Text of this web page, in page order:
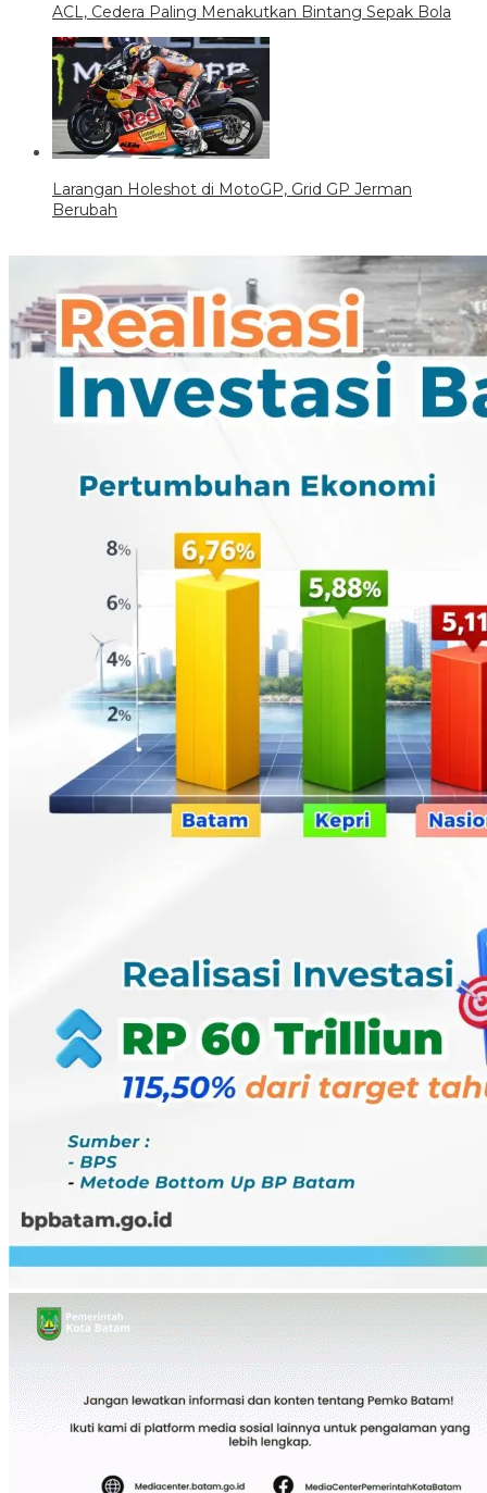
ACL, Cedera Paling Menakutkan Bintang Sepak Bola
Larangan Holeshot di MotoGP, Grid GP Jerman
Berubah